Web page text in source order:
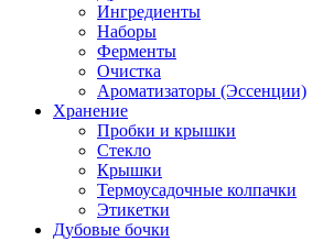
Ингредиенты
Наборы
Ферменты
Очистка
Ароматизаторы (Эссенции)
Хранение
Пробки и крышки
Стекло
Крышки
Термоусадочные колпачки
Этикетки
Дубовые бочки